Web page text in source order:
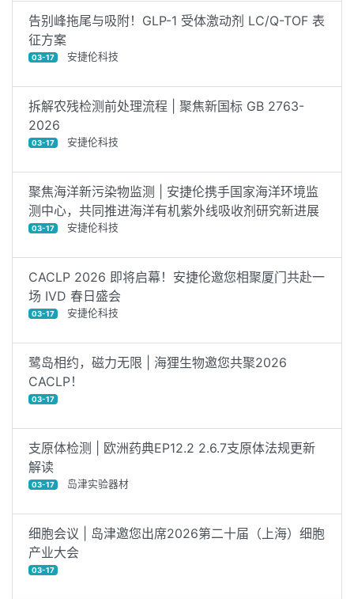
告别峰拖尾与吸附！GLP-1 受体激动剂 LC/Q-TOF 表
征方案
03-17 安捷伦科技
拆解农残检测前处理流程 | 聚焦新国标 GB 2763-
2026
03-17 安捷伦科技
聚焦海洋新污染物监测 | 安捷伦携手国家海洋环境监
测中心，共同推进海洋有机紫外线吸收剂研究新进展
03-17 安捷伦科技
CACLP 2026 即将启幕！安捷伦邀您相聚厦门共赴一
场 IVD 春日盛会
03-17 安捷伦科技
鹭岛相约，磁力无限 | 海狸生物邀您共聚2026
CACLP！
03-17
支原体检测 | 欧洲药典EP12.2 2.6.7支原体法规更新
解读
03-17 岛津实验器材
细胞会议 | 岛津邀您出席2026第二十届（上海）细胞
产业大会
03-17